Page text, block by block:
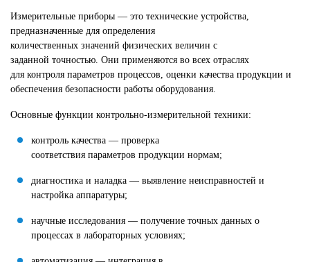
Измерительные приборы — это технические устройства,
предназначенные для определения
количественных значений физических величин с
заданной точностью. Они применяются во всех отраслях
для контроля параметров процессов, оценки качества продукции и
обеспечения безопасности работы оборудования.
Основные функции контрольно-измерительной техники:
контроль качества — проверка
соответствия параметров продукции нормам;
диагностика и наладка — выявление неисправностей и
настройка аппаратуры;
научные исследования — получение точных данных о
процессах в лабораторных условиях;